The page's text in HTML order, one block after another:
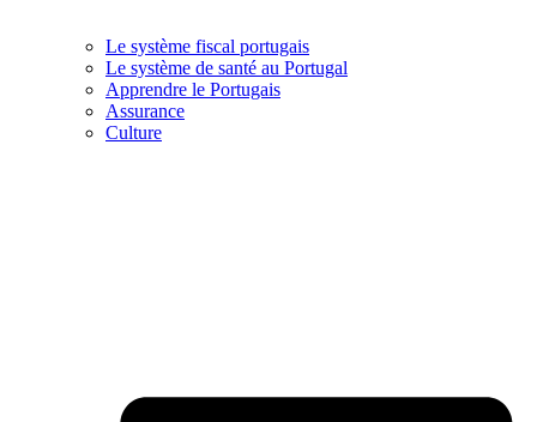
Le système fiscal portugais
Le système de santé au Portugal
Apprendre le Portugais
Assurance
Culture